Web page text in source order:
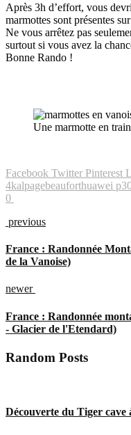
Après 3h d’effort, vous
marmottes sont présentes
Ne vous arrêtez pas
surtout si vous avez la
Bonne Rando !
Une marmotte en
Facebook Twitter Pinterest
4kalpagebeauforthuawei
0
previous
France : Randonnée
de la Vanoise)
newer
France : Randonnée
- Glacier de l'Etendard)
Random Posts
Découverte du Tiger cave